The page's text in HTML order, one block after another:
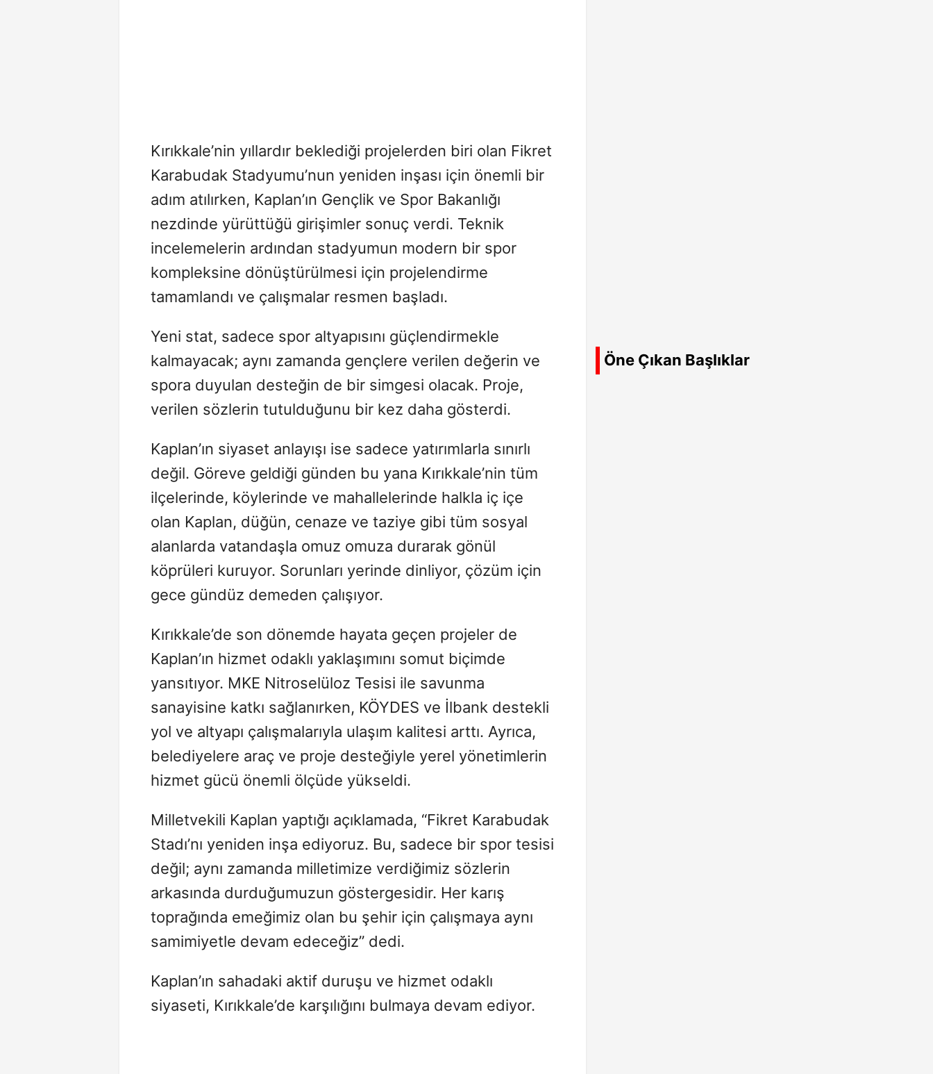
Kırıkkale’nin yıllardır beklediği projelerden biri olan Fikret
Karabudak Stadyumu’nun yeniden inşası için önemli bir
adım atılırken, Kaplan’ın Gençlik ve Spor Bakanlığı
nezdinde yürüttüğü girişimler sonuç verdi. Teknik
incelemelerin ardından stadyumun modern bir spor
kompleksine dönüştürülmesi için projelendirme
tamamlandı ve çalışmalar resmen başladı.
Yeni stat, sadece spor altyapısını güçlendirmekle
kalmayacak; aynı zamanda gençlere verilen değerin ve
spora duyulan desteğin de bir simgesi olacak. Proje,
verilen sözlerin tutulduğunu bir kez daha gösterdi.
Kaplan’ın siyaset anlayışı ise sadece yatırımlarla sınırlı
değil. Göreve geldiği günden bu yana Kırıkkale’nin tüm
ilçelerinde, köylerinde ve mahallelerinde halkla iç içe
olan Kaplan, düğün, cenaze ve taziye gibi tüm sosyal
alanlarda vatandaşla omuz omuza durarak gönül
köprüleri kuruyor. Sorunları yerinde dinliyor, çözüm için
gece gündüz demeden çalışıyor.
Kırıkkale’de son dönemde hayata geçen projeler de
Kaplan’ın hizmet odaklı yaklaşımını somut biçimde
yansıtıyor. MKE Nitroselüloz Tesisi ile savunma
sanayisine katkı sağlanırken, KÖYDES ve İlbank destekli
yol ve altyapı çalışmalarıyla ulaşım kalitesi arttı. Ayrıca,
belediyelere araç ve proje desteğiyle yerel yönetimlerin
hizmet gücü önemli ölçüde yükseldi.
Milletvekili Kaplan yaptığı açıklamada, “Fikret Karabudak
Stadı’nı yeniden inşa ediyoruz. Bu, sadece bir spor tesisi
değil; aynı zamanda milletimize verdiğimiz sözlerin
arkasında durduğumuzun göstergesidir. Her karış
toprağında emeğimiz olan bu şehir için çalışmaya aynı
samimiyetle devam edeceğiz” dedi.
Kaplan’ın sahadaki aktif duruşu ve hizmet odaklı
siyaseti, Kırıkkale’de karşılığını bulmaya devam ediyor.
Öne Çıkan Başlıklar